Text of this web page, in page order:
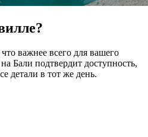
важнее всего для вашего
Бали подтвердит доступность,
детали в тот же день.